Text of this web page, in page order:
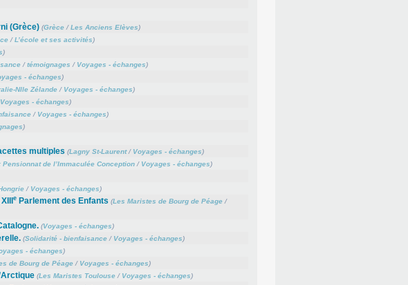
(Grèce) (Grèce/Les Anciens Elèves)
/L’école et ses activités)
)
/témoignages / Voyages - échanges)
- échanges)
Nlle Zélande/ Voyages - échanges)
Voyages - échanges)
/ Voyages - échanges)
)
multiples (Lagny St-Laurent/ Voyages - échanges)
Pensionnat de l’Immaculée Conception/ Voyages - échanges)
/ Voyages - échanges)
eParlement des Enfants (Les Maristes de Bourg de Péage/
(Voyages - échanges)
(Solidarité - bienfaisance/ Voyages - échanges)
- échanges)
de Bourg de Péage/ Voyages - échanges)
(Les Maristes Toulouse/ Voyages - échanges)